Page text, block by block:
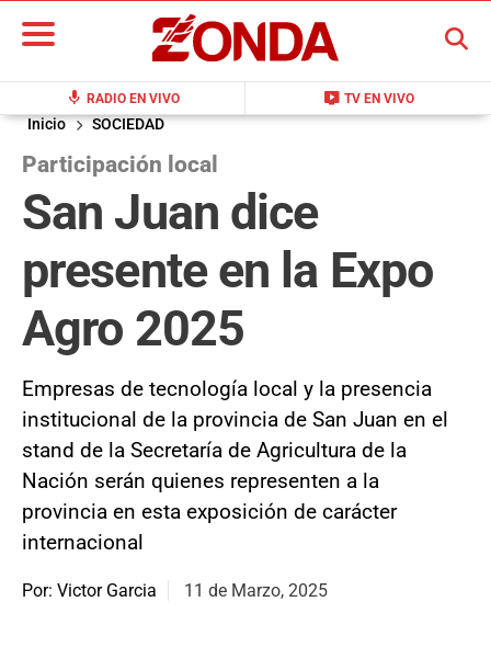
mic RADIO EN VIVO live_tv TV EN VIVO
BUSCAR
Inicio SOCIEDAD
Participación local
San Juan dice
presente en la Expo
Agro 2025
Empresas de tecnología local y la presencia
institucional de la provincia de San Juan en el
stand de la Secretaría de Agricultura de la
Nación serán quienes representen a la
provincia en esta exposición de carácter
internacional
Por: Victor Garcia 11 de Marzo, 2025